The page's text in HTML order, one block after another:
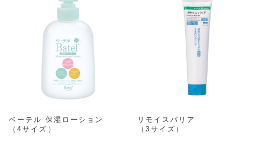
ベーテル 保湿ローション
（4サイズ）
リモイスバリア
（3サイズ）